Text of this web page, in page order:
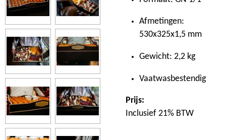
Afmetingen:
530x325x1,5 mm
Gewicht: 2,2 kg
Vaatwasbestendig
Prijs:
Inclusief 21% BTW